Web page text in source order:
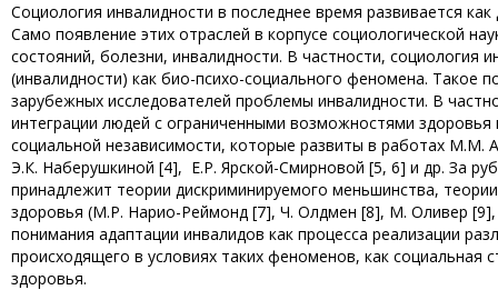
Социология инвалидности в последнее время развивается
Само появление этих отраслей в корпусе социологической
состояний, болезни, инвалидности. В частности, социология
(инвалидности) как био-психо-социального феномена. Такое
зарубежных исследователей проблемы инвалидности. В
интеграции людей с ограниченными возможностями
социальной независимости, которые развиты в работах
Э.К. Наберушкиной [4], Е.Р. Ярской-Смирновой [5, 6] и др. За
принадлежит теории дискриминируемого меньшинства,
здоровья (М.Р. Нарио-Реймонд [7], Ч. Олдмен [8], М. Оливер
понимания адаптации инвалидов как процесса реализации
происходящего в условиях таких феноменов, как
здоровья.